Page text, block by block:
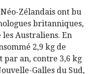
Zélandais ont bu
britanniques,
Australiens. En
2,9 kg de
par an, contre 3,6 kg
Galles du Sud,